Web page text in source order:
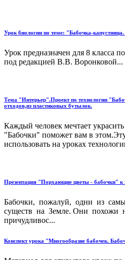
Урок биологии по теме: "Бабочка-
Урок предназначен для 8 класса
под редакцией В.В. Воронковой...
Тема "Интерьер".Проект по технологии
отходов,из пластиковых бутылок.
Каждый человек мечтает
"Бабочки" поможет вам в
использовать на уроках
Презентация "Порхающие цветы - бабочки"
Бабочки, пожалуй, одни из
существ на Земле. Они похожи
причудливос...
Конспект урока "Многообразие бабочек.